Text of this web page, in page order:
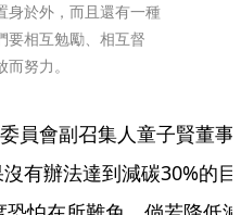
身於外，而且還有一種
要相互勉勵、相互督
努力。
員會副召集人童子賢董事
有辦法達到減碳30%的目